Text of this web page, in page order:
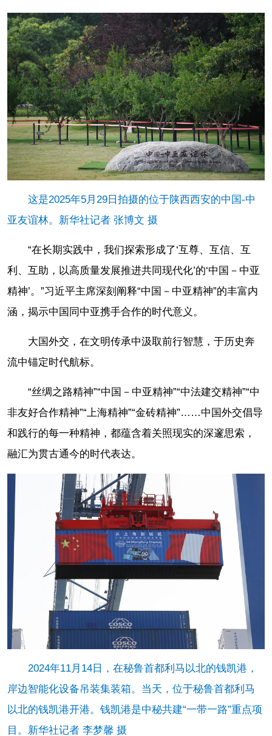
这是2025年5月29日拍摄的位于陕西西安的中国-中
亚友谊林。新华社记者 张博文 摄
“在长期实践中，我们探索形成了‘互尊、互信、互
利、互助，以高质量发展推进共同现代化’的‘中国－中亚
精神’。”习近平主席深刻阐释“中国－中亚精神”的丰富内
涵，揭示中国同中亚携手合作的时代意义。
大国外交，在文明传承中汲取前行智慧，于历史奔
流中锚定时代航标。
“丝绸之路精神”“中国－中亚精神”“中法建交精神”“中
非友好合作精神”“上海精神”“金砖精神”……中国外交倡导
和践行的每一种精神，都蕴含着关照现实的深邃思索，
融汇为贯古通今的时代表达。
2024年11月14日，在秘鲁首都利马以北的钱凯港，
岸边智能化设备吊装集装箱。当天，位于秘鲁首都利马
以北的钱凯港开港。钱凯港是中秘共建“一带一路”重点项
目。新华社记者 李梦馨 摄